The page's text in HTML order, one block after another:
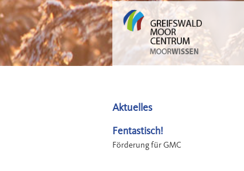
Aktuelles
Fentastisch!
Förderung für GMC